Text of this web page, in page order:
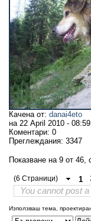
Качена от: danai4eto
на 22 April 2010 -
Коментари: 0
Преглеждания: 3347
Показване на 9 от 46,
(6 Страници) 1
You cannot post
Използваш тема,